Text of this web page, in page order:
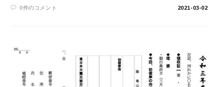
0件のコメント 2021-03-02